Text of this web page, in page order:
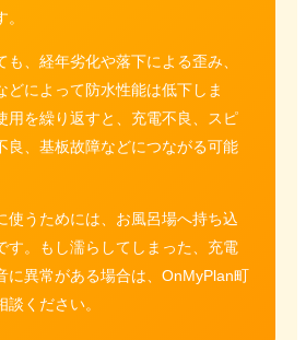
も、経年劣化や落下による歪み、
どによって防水性能は低下しま
用を繰り返すと、充電不良、スピ
良、基板故障などにつながる可能
使うためには、お風呂場へ持ち込
す。もし濡らしてしまった、充電
に異常がある場合は、OnMyPlan町
ください。